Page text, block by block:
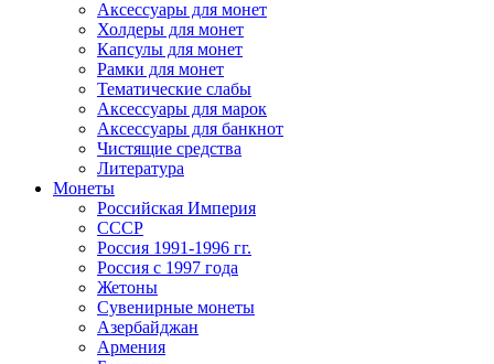
Аксессуары для монет
Холдеры для монет
Капсулы для монет
Рамки для монет
Тематические слабы
Аксессуары для марок
Аксессуары для банкнот
Чистящие средства
Литература
Монеты
Российская Империя
СССР
Россия 1991-1996 гг.
Россия с 1997 года
Жетоны
Сувенирные монеты
Азербайджан
Армения